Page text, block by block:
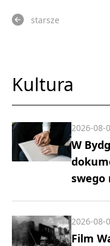
starsze
Kultura
W
swego
2026-08-
Film
2026-08-